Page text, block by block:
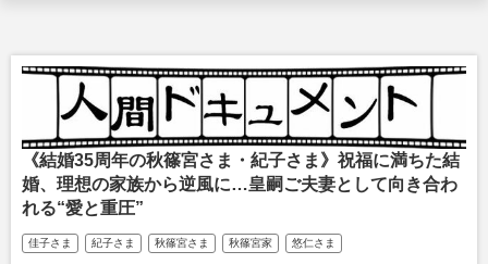
《結婚35周年の秋篠宮さま・紀子さま》祝福に満ちた結
婚、理想の家族から逆風に…皇嗣ご夫妻として向き合わ
れる“愛と重圧”
佳子さま 紀子さま 秋篠宮さま 秋篠宮家 悠仁さま